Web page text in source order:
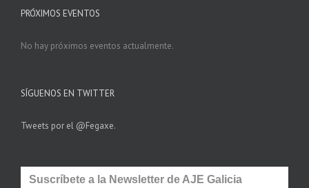
PRÓXIMOS EVENTOS
No hay próximos eventos actualmente.
SÍGUENOS EN TWITTER
Tweets por el @Fegaxe.
Suscríbete a la Newsletter de AJE Galicia